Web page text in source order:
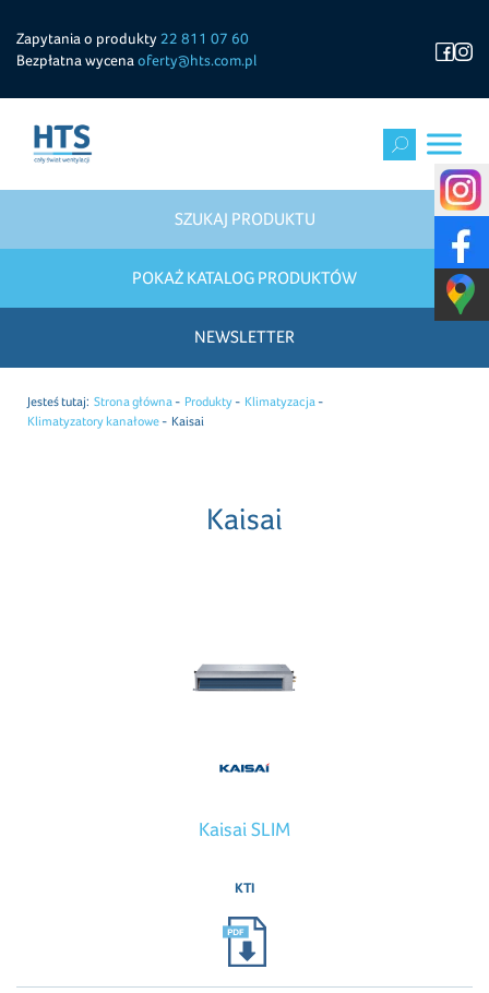
Zapytania o produkty 22 811 07 60
Bezpłatna wycena oferty@hts.com.pl
SZUKAJ PRODUKTU
POKAŻ KATALOG PRODUKTÓW
NEWSLETTER
Jesteś tutaj: Strona główna Produkty
Klimatyzacja
Klimatyzatory kanałowe
Kaisai
Kaisai
Kaisai SLIM
KTI